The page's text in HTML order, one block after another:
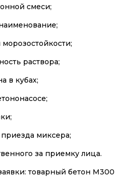
смеси;
раствора;
в кубах;
миксера;
за приемку лица.
товарный бетон М300